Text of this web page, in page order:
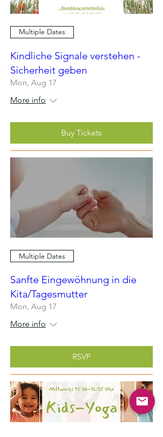
Multiple Dates
Kindliche Signale verstehen -
Sicherheit geben
Mon, Aug 17
More info
Buy Tickets
Multiple Dates
Sanfte Eingewöhnung in die
Kita/Tagesmutter
Mon, Aug 17
More info
RSVP